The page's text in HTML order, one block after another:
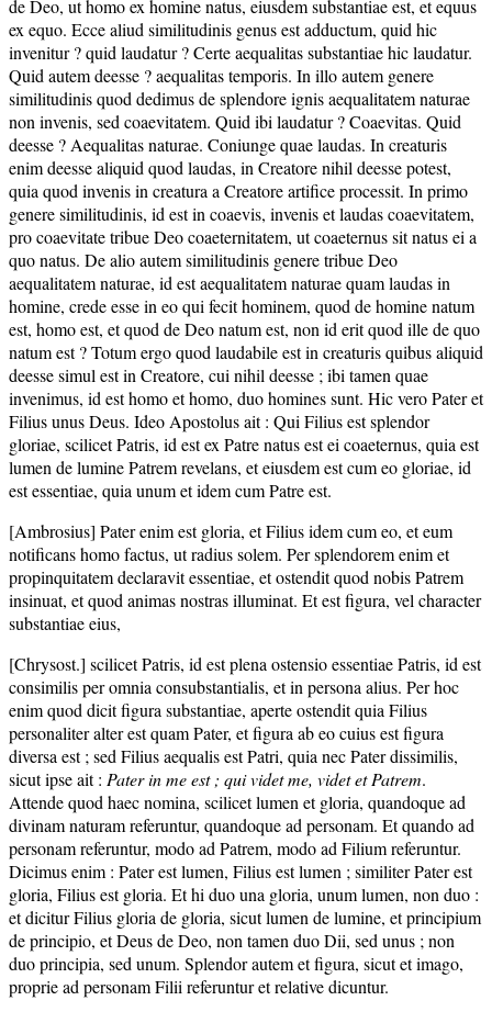
de Deo, ut homo ex homine natus, eiusdem substantiae est, et equus
ex equo. Ecce aliud similitudinis genus est adductum, quid hic
invenitur ? quid laudatur ? Certe aequalitas substantiae hic laudatur.
Quid autem deesse ? aequalitas temporis. In illo autem genere
similitudinis quod dedimus de splendore ignis aequalitatem naturae
non invenis, sed coaevitatem. Quid ibi laudatur ? Coaevitas. Quid
deesse ? Aequalitas naturae. Coniunge quae laudas. In creaturis
enim deesse aliquid quod laudas, in Creatore nihil deesse potest,
quia quod invenis in creatura a Creatore artifice processit. In primo
genere similitudinis, id est in coaevis, invenis et laudas coaevitatem,
pro coaevitate tribue Deo coaeternitatem, ut coaeternus sit natus ei a
quo natus. De alio autem similitudinis genere tribue Deo
aequalitatem naturae, id est aequalitatem naturae quam laudas in
homine, crede esse in eo qui fecit hominem, quod de homine natum
est, homo est, et quod de Deo natum est, non id erit quod ille de quo
natum est ? Totum ergo quod laudabile est in creaturis quibus aliquid
deesse simul est in Creatore, cui nihil deesse ; ibi tamen quae
invenimus, id est homo et homo, duo homines sunt. Hic vero Pater et
Filius unus Deus. Ideo Apostolus ait : Qui Filius est splendor
gloriae, scilicet Patris, id est ex Patre natus est ei coaeternus, quia est
lumen de lumine Patrem revelans, et eiusdem est cum eo gloriae, id
est essentiae, quia unum et idem cum Patre est.
[Ambrosius] Pater enim est gloria, et Filius idem cum eo, et eum
notificans homo factus, ut radius solem. Per splendorem enim et
propinquitatem declaravit essentiae, et ostendit quod nobis Patrem
insinuat, et quod animas nostras illuminat. Et est figura, vel character
substantiae eius,
[Chrysost.] scilicet Patris, id est plena ostensio essentiae Patris, id est
consimilis per omnia consubstantialis, et in persona alius. Per hoc
enim quod dicit figura substantiae, aperte ostendit quia Filius
personaliter alter est quam Pater, et figura ab eo cuius est figura
diversa est ; sed Filius aequalis est Patri, quia nec Pater dissimilis,
sicut ipse ait : Pater in me est ; qui videt me, videt et Patrem.
Attende quod haec nomina, scilicet lumen et gloria, quandoque ad
divinam naturam referuntur, quandoque ad personam. Et quando ad
personam referuntur, modo ad Patrem, modo ad Filium referuntur.
Dicimus enim : Pater est lumen, Filius est lumen ; similiter Pater est
gloria, Filius est gloria. Et hi duo una gloria, unum lumen, non duo :
et dicitur Filius gloria de gloria, sicut lumen de lumine, et principium
de principio, et Deus de Deo, non tamen duo Dii, sed unus ; non
duo principia, sed unum. Splendor autem et figura, sicut et imago,
proprie ad personam Filii referuntur et relative dicuntur.